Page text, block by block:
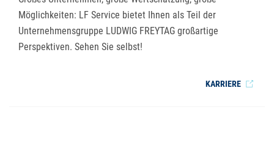
Möglichkeiten: LF Service bietet Ihnen als Teil der
Unternehmensgruppe LUDWIG FREYTAG großartige
Perspektiven. Sehen Sie selbst!
KARRIERE